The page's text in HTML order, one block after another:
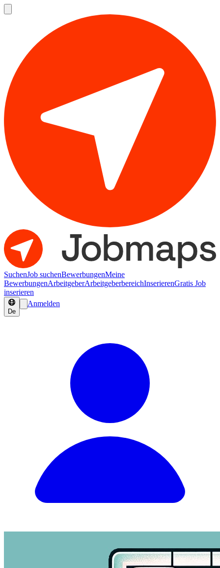
SuchenJob suchenBewerbungenMeine
BewerbungenArbeitgeberArbeitgeberbereichInserierenGratis Job
inserieren
De
Anmelden